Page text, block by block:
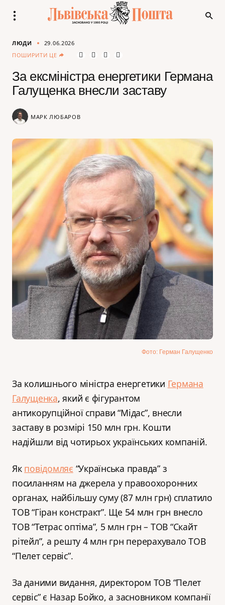
ЛЮДИ
29.06.2026
ПОШИРИТИ ЦЕ
За ексміністра енергетики Германа
Галущенка внесли заставу
МАРК ЛЮБАРОВ
Фото: Герман Галущенко
За колишнього міністра енергетики Германа
Галущенка, який є фігурантом
антикорупційної справи “Мідас”, внесли
заставу в розмірі 150 млн грн. Кошти
надійшли від чотирьох українських компаній.
Як повідомляє “Українська правда” з
посиланням на джерела у правоохоронних
органах, найбільшу суму (87 млн грн) сплатило
ТОВ “Гіран констракт”. Ще 54 млн грн внесло
ТОВ “Тетрас оптіма”, 5 млн грн – ТОВ “Скайт
рітейл”, а решту 4 млн грн перерахувало ТОВ
“Пелет сервіс”.
За даними видання, директором ТОВ “Пелет
сервіс” є Назар Бойко, а засновником компанії